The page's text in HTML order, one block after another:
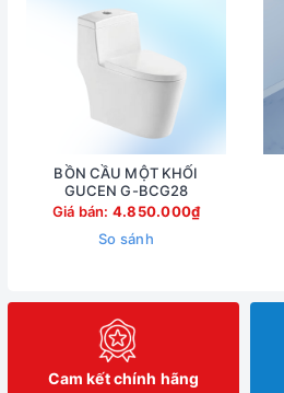
BỒN CẦU MỘT KHỐI
GUCEN G-BCG28
Giá bán: 4.850.000₫
So sánh
Cam kết chính hãng